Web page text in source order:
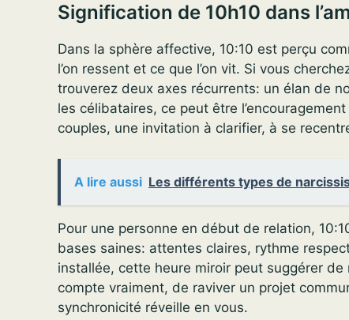
Signification de 10h10 dans
Dans la sphère affective, 10:10 est perçu
l’on ressent et ce que l’on vit. Si vous
trouverez deux axes récurrents: un élan de
les célibataires, ce peut être
couples, une invitation à clarifier, à se
A lire aussi Les différents types de
Pour une personne en début de relation,
bases saines: attentes claires, rythme
installée, cette heure miroir peut suggérer de
compte vraiment, de raviver un projet
synchronicité réveille en vous.